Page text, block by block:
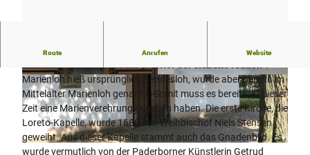
© Verkehrsverein Paderborn e.V., K. H. Schäfer | CC-BY-SA
© Verkehrsverein Paderborn e.V., K. H. Schäfer |
CC-BY-SA
© Verkehrsverein Paderborn e.V., K. H. Schäfer |
CC-BY-SA
Route Anrufen Website
Die dem heiligen Joseph geweihte Pfarrkirche ist zugleich
Marienloh hieß ursprünglich Bendesloh, wurde aber bereits im
Mittelalter Marienloh genannt. Somit muss es bereits zu dieser
Zeit eine Marienverehrung gegeben haben. Die erste Kirche, die
Loreto-Kapelle, wurde 1680 von Weihbischof Niels Stensen
geweiht. Aus dieser Kapelle stammt auch das Gnadenbild. Es
wurde vermutlich von der Paderborner Künstlerin Getrud